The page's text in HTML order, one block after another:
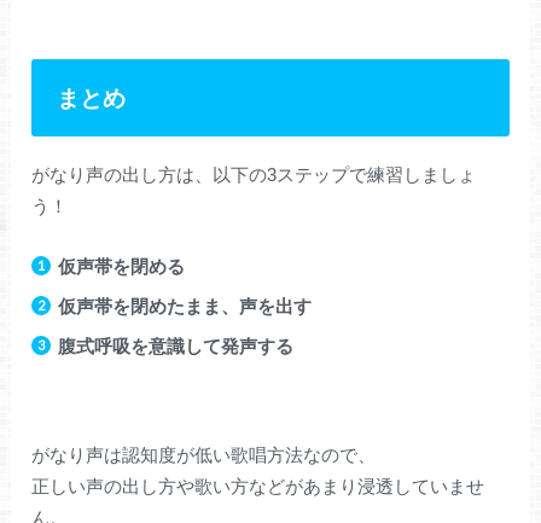
まとめ
がなり声の出し方は、以下の3ステップで練習しましょ
う！
仮声帯を閉める
仮声帯を閉めたまま、声を出す
腹式呼吸を意識して発声する
がなり声は認知度が低い歌唱方法なので、
正しい声の出し方や歌い方などがあまり浸透していませ
ん。